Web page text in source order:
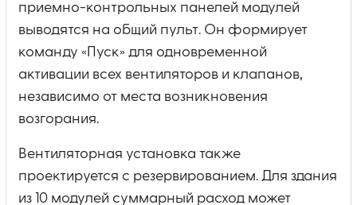
приемно-контрольных панелей модулей
выводятся на общий пульт. Он формирует
команду «Пуск» для одновременной
активации всех вентиляторов и клапанов,
независимо от места возникновения
возгорания.
Вентиляторная установка также
проектируется с резервированием. Для здания
из 10 модулей суммарный расход может